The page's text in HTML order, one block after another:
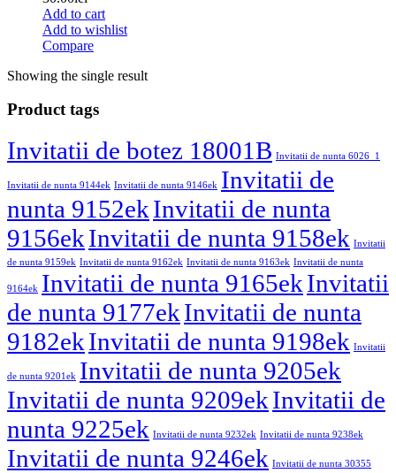
Add to cart
Add to wishlist
Compare
Showing the single result
Product tags
Invitatii de botez 18001B Invitatii de nunta 6026_1
Invitatii de nunta 9144ek Invitatii de nunta 9146ek Invitatii de
nunta 9152ekInvitatii de nunta
9156ekInvitatii de nunta 9158ek Invitatii
de nunta 9159ek Invitatii de nunta 9162ek Invitatii de nunta 9163ek Invitatii de nunta
9164ek Invitatii de nunta 9165ekInvitatii
de nunta 9177ekInvitatii de nunta
9182ekInvitatii de nunta 9198ek Invitatii
de nunta 9201ek Invitatii de nunta 9205ek
Invitatii de nunta 9209ekInvitatii de
nunta 9225ek Invitatii de nunta 9232ek Invitatii de nunta 9238ek
Invitatii de nunta 9246ek Invitatii de nunta 30355